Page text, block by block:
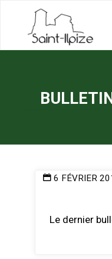
content
6 FÉVRIER
Le dernier